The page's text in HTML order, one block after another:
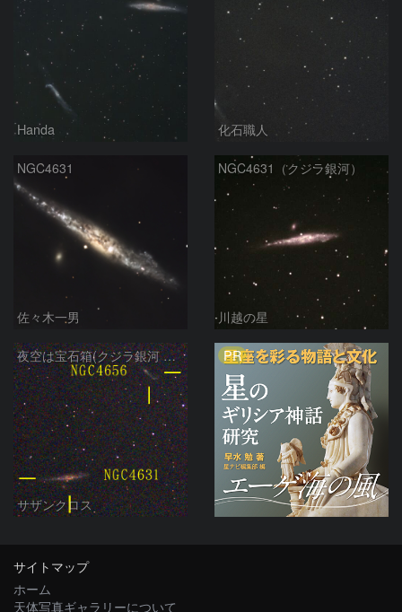
Handa 化石職人
NGC4631
佐々木一男
NGC4631（クジラ銀河）
川越の星
夜空は宝石箱(クジラ銀河 NGC4631) Seestar50
サザンクロス
PR
サイトマップ
ホーム
天体写真ギャラリーについて